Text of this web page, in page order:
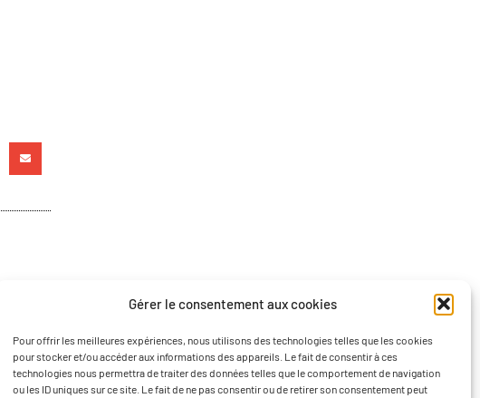
Gérer le consentement aux cookies
Pour offrir les meilleures expériences, nous utilisons des technologies telles que les cookies
pour stocker et/ou accéder aux informations des appareils. Le fait de consentir à ces
technologies nous permettra de traiter des données telles que le comportement de navigation
ou les ID uniques sur ce site. Le fait de ne pas consentir ou de retirer son consentement peut